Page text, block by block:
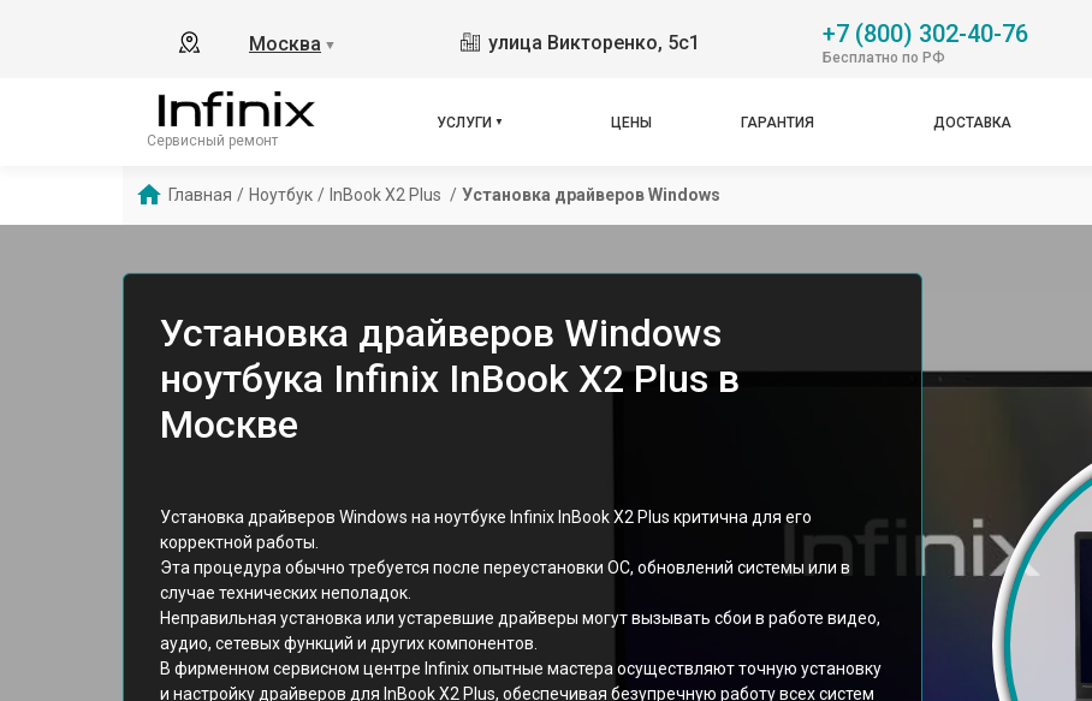
Москва ▼ улица Викторенко, 5с1 +7 (800) 302-40-76
Бесплатно по РФ
Сервисный ремонт
УСЛУГИ ЦЕНЫ ГАРАНТИЯ ДОСТАВКА
Главная / Ноутбук / InBook X2 Plus / Установка драйверов Windows
Установка драйверов Windows
ноутбука Infinix InBook X2 Plus в
Москве
Установка драйверов Windows на ноутбуке Infinix InBook X2 Plus критична для его
корректной работы.
Эта процедура обычно требуется после переустановки ОС, обновлений системы или в
случае технических неполадок.
Неправильная установка или устаревшие драйверы могут вызывать сбои в работе видео,
аудио, сетевых функций и других компонентов.
В фирменном сервисном центре Infinix опытные мастера осуществляют точную установку
и настройку драйверов для InBook X2 Plus, обеспечивая безупречную работу всех систем